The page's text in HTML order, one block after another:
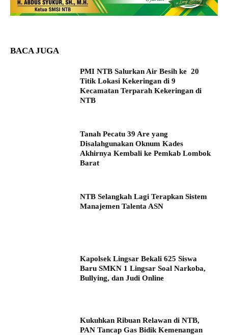
BACA JUGA
PMI NTB Salurkan Air Besih ke 20
Titik Lokasi Kekeringan di 9
Kecamatan Terparah Kekeringan di
NTB
Tanah Pecatu 39 Are yang
Disalahgunakan Oknum Kades
Akhirnya Kembali ke Pemkab Lombok
Barat
NTB Selangkah Lagi Terapkan Sistem
Manajemen Talenta ASN
Kapolsek Lingsar Bekali 625 Siswa
Baru SMKN 1 Lingsar Soal Narkoba,
Bullying, dan Judi Online
Kukuhkan Ribuan Relawan di NTB,
PAN Tancap Gas Bidik Kemenangan